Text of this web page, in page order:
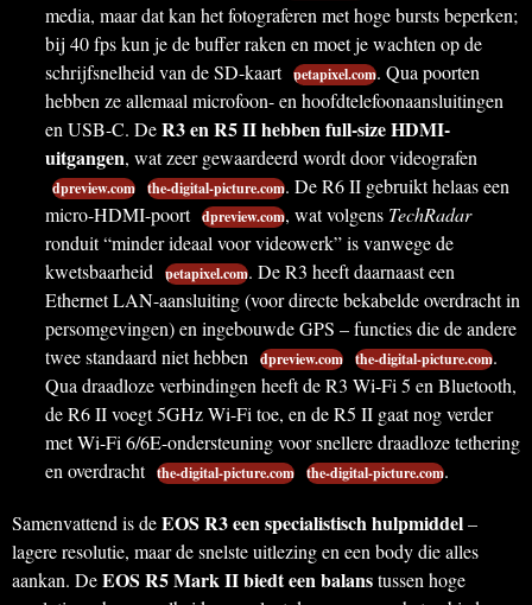
media, maar dat kan het fotograferen met hoge bursts beperken;
bij 40 fps kun je de buffer raken en moet je wachten op de
schrijfsnelheid van de SD-kaart petapixel.com. Qua poorten
hebben ze allemaal microfoon- en hoofdtelefoonaansluitingen
en USB-C. DeR3 en R5 II hebben full-size HDMI-
uitgangen, wat zeer gewaardeerd wordt door videografen
dpreview.com the-digital-picture.com. De R6 II gebruikt helaas een
micro-HDMI-poort dpreview.com, wat volgens TechRadar
ronduit “minder ideaal voor videowerk” is vanwege de
kwetsbaarheid petapixel.com. De R3 heeft daarnaast een
Ethernet LAN-aansluiting (voor directe bekabelde overdracht in
persomgevingen) en ingebouwde GPS – functies die de andere
twee standaard niet hebben dpreview.com the-digital-picture.com.
Qua draadloze verbindingen heeft de R3 Wi-Fi 5 en Bluetooth,
de R6 II voegt 5GHz Wi-Fi toe, en de R5 II gaat nog verder
met Wi-Fi 6/6E-ondersteuning voor snellere draadloze tethering
en overdracht the-digital-picture.com the-digital-picture.com.
Samenvattend is deEOS R3 een specialistisch hulpmiddel–
lagere resolutie, maar de snelste uitlezing en een body die alles
aankan. DeEOS R5 Mark II biedt een balanstussen hoge